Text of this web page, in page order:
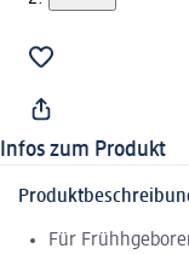
Infos zum Produkt
Für